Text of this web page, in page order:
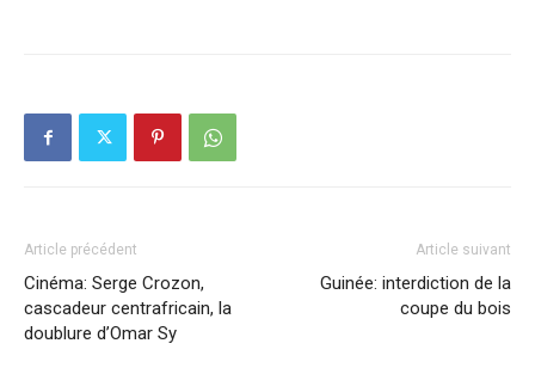
Article précédent
Cinéma: Serge Crozon,
cascadeur centrafricain, la
doublure d’Omar Sy
Article suivant
Guinée: interdiction de la
coupe du bois